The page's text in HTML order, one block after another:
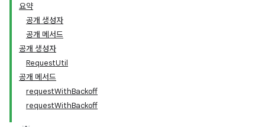
요약
공개 생성자
공개 메서드
공개 생성자
RequestUtil
공개 메서드
requestWithBackoff
requestWithBackoff